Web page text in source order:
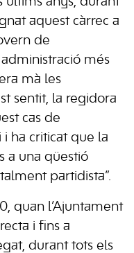
aquest càrrec a
de
més
mà les
sentit, la regidora
cas de
i ha criticat que la
a una qüestió
partidista”.
quan l’Ajuntament
i fins a
durant tots els